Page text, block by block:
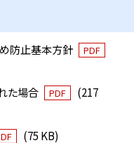
防止基本方針 PDF
た場合
PDF
(217
(75 KB)